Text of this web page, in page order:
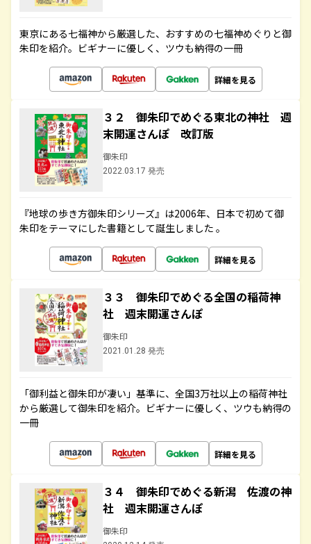
東京にある七福神から厳選した、おすすめの七福神めぐりと御
朱印を紹介。ビギナーに優しく、ツウも納得の一冊
詳細を見る
３２ 御朱印でめぐる東北の神社 週
末開運さんぽ 改訂版
御朱印
2022.03.17 発売
『地球の歩き方御朱印シリーズ』は2006年、日本で初めて御
朱印をテーマにした書籍として誕生しました 。
詳細を見る
３３ 御朱印でめぐる全国の稲荷神
社 週末開運さんぽ
御朱印
2021.01.28 発売
「御利益と御朱印が凄い」基準に、全国3万社以上の稲荷神社
から厳選して御朱印を紹介。ビギナーに優しく、ツウも納得の
一冊
詳細を見る
３４ 御朱印でめぐる新潟 佐渡の神
社 週末開運さんぽ
御朱印